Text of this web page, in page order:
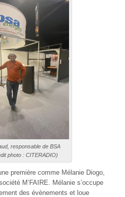
responsable de BSA
photo : CITERADIO)
première comme Mélanie Diogo,
M’FAIRE. Mélanie s’occupe
des évènements et loue